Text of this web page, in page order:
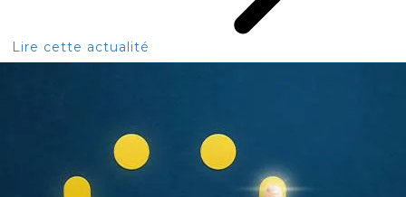
Lire cette actualité